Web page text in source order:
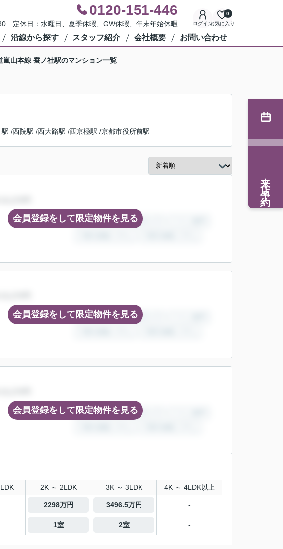
0120-151-446
定休日：水曜日、夏季休暇、GW休暇、年末年始休暇 ログインお気に入り
0
沿線から探す スタッフ紹介 会社概要 お問い合わせ
嵐山本線 蚕ノ社駅のマンション一覧
駅 /西院駅 /西大路駅 /西京極駅 /京都市役所前駅
会員登録をして限定物件を見る
会員登録をして限定物件を見る
会員登録をして限定物件を見る
2K ～ 2LDK 3K ～ 3LDK 4K ～ 4LDK以上
2298万円 3496.5万円 -
1室 2室 -
来店予約